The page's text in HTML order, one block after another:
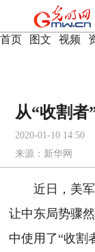
首页 图文 视频
从“收割者
2020-01-10 14:50
来源： 新华网
近日，美军
让中东局势骤
中使用了“收割